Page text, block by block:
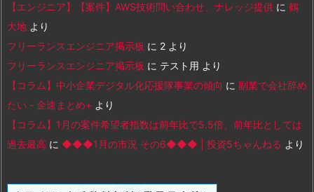
【エンジニア】【案件】AWS技術問い合わせ、ナレッジ提供 に 鶴
大地 より
フリーランスエンジニア掲示板 に 2 より
フリーランスエンジニア掲示板 に テスト用 より
【コラム】中小企業デジタル化応援隊事業の傾向 に 副業で会社辞め
たい - 金速まとめ+ より
【コラム】1月の案件希望者指数は前年比で5.5倍、前年比としては
過去最高 に ◆◆◆1月の市況 その6◆◆◆ | 投資5ちゃんねる より